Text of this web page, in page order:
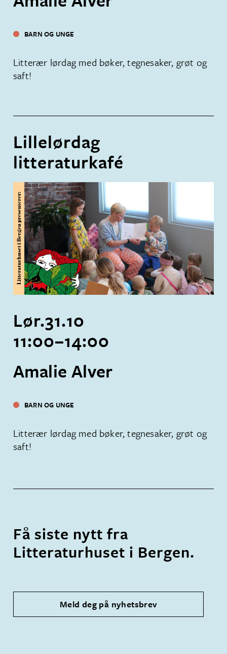
BARN OG UNGE
Litterær lørdag med bøker, tegnesaker, grøt og
saft!
Lillelørdag
litteraturkafé
Amalie Alver
BARN OG UNGE
Lør.31.10
11:00–14:00
Litterær lørdag med bøker, tegnesaker, grøt og
saft!
Få siste nytt fra
Litteraturhuset i Bergen.
Meld deg på nyhetsbrev